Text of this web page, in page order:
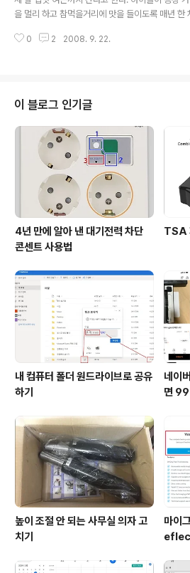
들어서면서부터 방사선요법이 사용되었고, 1970년
후부터 가까운 장래에 '기적의 암 치료제'가 곧 만들
용활 될 것이라는 소식이 '9시 뉴스'를 통해 여러 번
을 멀리 하고 참먹을거리에 맛을 들이도록 매년 한
서 4000여 명이나 되는 아이들이 5월 셋째 주에 일
만한 게 없다고 깨닫는다. 낸시 드빌이 쓴 역시 공장
품 때문에 사람들이 어떻게 병들어 죽는지 고발하는
다. 이미 국내외에서 먹을거리 안전 문제를 고발하는
은 책이 출간되었다. 어떤 책은 화학첨가물이나 육
험을, 어떤 책은 유기농업에 대한 희망을 알리는 책
금씩 다른 관점과 입장에서 '정크..
0 2 2008. 9. 22.
이 블로그 인기글
4년 만에 알아 낸 대기전력 차단
콘센트 사용법
TSA
내 컴퓨터 폴더 원드라이브로 공유
하기
네이
면
높이 조절 안 되는 사무실 의자 고
치기
마이그레